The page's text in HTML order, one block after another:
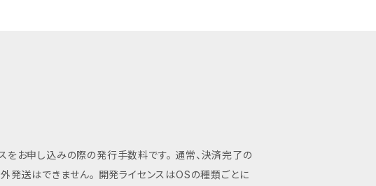
をお申し込みの際の発行手数料です。 通常、決済完了の
ライセンスはOSの種類ごとに